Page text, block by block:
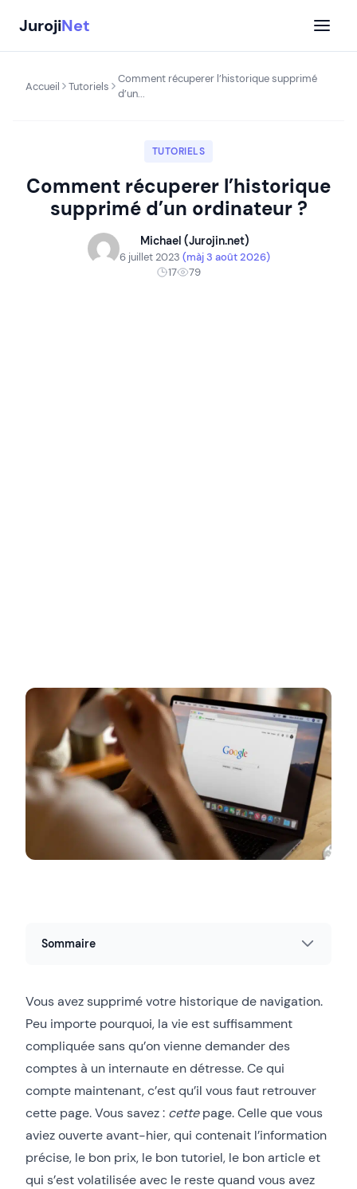
contenu
JurojiNet
Accueil Tutoriels
Comment récuperer l’historique supprimé
d’un...
TUTORIELS
Comment récuperer l’historique
supprimé d’un ordinateur ?
Michael (Jurojin.net)
6 juillet 2023 (màj 3 août 2026)
17
79
Sommaire
Vous avez supprimé votre historique de navigation.
Peu importe pourquoi, la vie est suffisamment
compliquée sans qu’on vienne demander des
comptes à un internaute en détresse. Ce qui
compte maintenant, c’est qu’il vous faut retrouver
cette page. Vous savez : cettepage. Celle que vous
aviez ouverte avant-hier, qui contenait l’information
précise, le bon prix, le bon tutoriel, le bon article et
qui s’est volatilisée avec le reste quand vous avez